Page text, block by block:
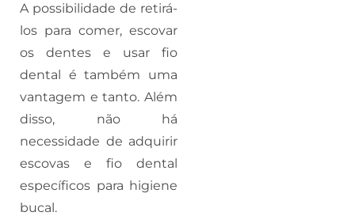
A possibilidade de retirá-
los para comer, escovar
os dentes e usar fio
dental é também uma
vantagem e tanto. Além
disso, não há
necessidade de adquirir
escovas e fio dental
específicos para higiene
bucal.